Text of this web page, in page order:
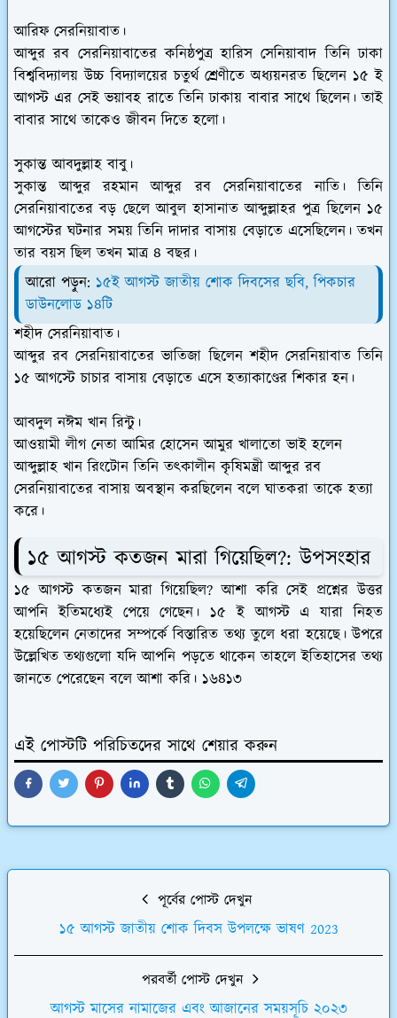
আরিফ সেরনিয়াবাত।
আব্দুর রব সেরনিয়াবাতের কনিষ্ঠপুত্র হারিস সেনিয়াবাদ তিনি ঢাকা
বিশ্ববিদ্যালয় উচ্চ বিদ্যালয়ের চতুর্থ শ্রেণীতে অধ্যয়নরত ছিলেন ১৫ ই
আগস্ট এর সেই ভয়াবহ রাতে তিনি ঢাকায় বাবার সাথে ছিলেন। তাই
বাবার সাথে তাকেও জীবন দিতে হলো।
সুকান্ত আবদুল্লাহ বাবু।
সুকান্ত আব্দুর রহমান আব্দুর রব সেরনিয়াবাতের নাতি। তিনি
সেরনিয়াবাতের বড় ছেলে আবুল হাসানাত আব্দুল্লাহর পুত্র ছিলেন ১৫
আগস্টের ঘটনার সময় তিনি দাদার বাসায় বেড়াতে এসেছিলেন। তখন
তার বয়স ছিল তখন মাত্র ৪ বছর।
আরো পড়ুন: ১৫ই আগস্ট জাতীয় শোক দিবসের ছবি, পিকচার
ডাউনলোড ১৪টি
শহীদ সেরনিয়াবাত।
আব্দুর রব সেরনিয়াবাতের ভাতিজা ছিলেন শহীদ সেরনিয়াবাত তিনি
১৫ আগস্টে চাচার বাসায় বেড়াতে এসে হত্যাকাণ্ডের শিকার হন।
আবদুল নঈম খান রিন্টু।
আওয়ামী লীগ নেতা আমির হোসেন আমুর খালাতো ভাই হলেন
আব্দুল্লাহ খান রিংটোন তিনি তৎকালীন কৃষিমন্ত্রী আব্দুর রব
সেরনিয়াবাতের বাসায় অবস্থান করছিলেন বলে ঘাতকরা তাকে হত্যা
করে।
১৫ আগস্ট কতজন মারা গিয়েছিল?: উপসংহার
১৫ আগস্ট কতজন মারা গিয়েছিল? আশা করি সেই প্রশ্নের উত্তর
আপনি ইতিমধ্যেই পেয়ে গেছেন। ১৫ ই আগস্ট এ যারা নিহত
হয়েছিলেন নেতাদের সম্পর্কে বিস্তারিত তথ্য তুলে ধরা হয়েছে। উপরে
উল্লেখিত তথ্যগুলো যদি আপনি পড়তে থাকেন তাহলে ইতিহাসের তথ্য
জানতে পেরেছেন বলে আশা করি। ১৬৪১৩
এই পোস্টটি পরিচিতদের সাথে শেয়ার করুন
পূর্বের পোস্ট দেখুন
১৫ আগস্ট জাতীয় শোক দিবস উপলক্ষে ভাষণ 2023
পরবর্তী পোস্ট দেখুন
আগস্ট মাসের নামাজের এবং আজানের সময়সূচি ২০২৩